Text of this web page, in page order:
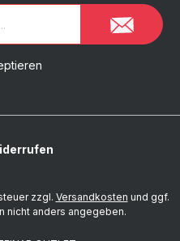
zzgl. Versandkosten und ggf.
nicht anders angegeben.